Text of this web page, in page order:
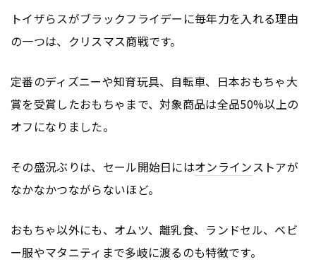
トイザらスがブラックフライデーに毎年力を入れる理由
の一つは、クリスマス商戦です。
定番のディズニーや知育玩具、自転車、日本おもちゃ大
賞を受賞したおもちゃまで、対象商品は全品50%以上の
オフになりました。
その盛況ぶりは、セール開始日にはオンラインストアが
なかなかつながらないほど。
おもちゃ以外にも、オムツ、離乳食、ランドセル、ベビ
ー服やマタニティまで多岐に渡るのも特徴です。